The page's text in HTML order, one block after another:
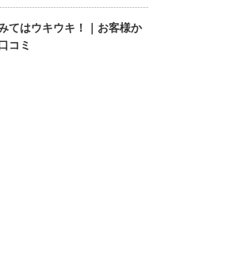
てはウキウキ！｜お客様か
コミ